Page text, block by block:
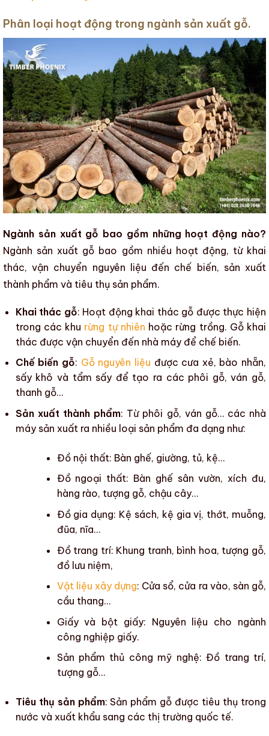
Phân loại hoạt động trong ngành sản xuất gỗ.
Ngành sản xuất gỗ bao gồm những hoạt động nào?
Ngành sản xuất gỗ bao gồm nhiều hoạt động, từ khai
thác, vận chuyển nguyên liệu đến chế biến, sản xuất
thành phẩm và tiêu thụ sản phẩm.
Khai thác gỗ: Hoạt động khai thác gỗ được thực hiện
trong các khu rừng tự nhiên hoặc rừng trồng. Gỗ khai
thác được vận chuyển đến nhà máy để chế biến.
Chế biến gỗ: Gỗ nguyên liệu được cưa xẻ, bào nhẵn,
sấy khô và tẩm sấy để tạo ra các phôi gỗ, ván gỗ,
thanh gỗ…
Sản xuất thành phẩm: Từ phôi gỗ, ván gỗ… các nhà
máy sản xuất ra nhiều loại sản phẩm đa dạng như:
Đồ nội thất: Bàn ghế, giường, tủ, kệ…
Đồ ngoại thất: Bàn ghế sân vườn, xích đu,
hàng rào, tượng gỗ, chậu cây…
Đồ gia dụng: Kệ sách, kệ gia vị, thớt, muỗng,
đũa, nĩa…
Đồ trang trí: Khung tranh, bình hoa, tượng gỗ,
đồ lưu niệm,
Vật liệu xây dựng: Cửa sổ, cửa ra vào, sàn gỗ,
cầu thang…
Giấy và bột giấy: Nguyên liệu cho ngành
công nghiệp giấy.
Sản phẩm thủ công mỹ nghệ:Đồ trang trí,
tượng gỗ…
Tiêu thụ sản phẩm:Sản phẩm gỗ được tiêu thụ trong
nước và xuất khẩu sang các thị trường quốc tế.